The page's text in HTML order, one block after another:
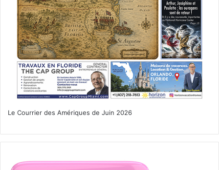
928 Lincoln Road – Miami Beach, FL 33139
www.oolitearts.org/exhibition/at-the-edge/
Du 9 au 12 juin :
6th Ultimate Gemini Takeover
Weekend
Quatre jours de fêtes à Miami Beach
Le Courrier des Amériques de Juin 2026